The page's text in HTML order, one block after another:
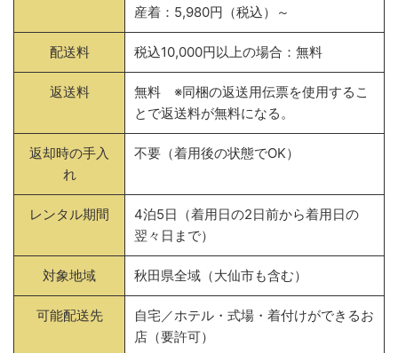
産着：5,980円（税込）～
配送料 税込10,000円以上の場合：無料
返送料
無料 ※同梱の返送用伝票を使用するこ
とで返送料が無料になる。
返却時の手入
れ
不要（着用後の状態でOK）
レンタル期間
4泊5日（着用日の2日前から着用日の
翌々日まで）
対象地域 秋田県全域（大仙市も含む）
可能配送先
自宅／ホテル・式場・着付けができるお
店（要許可）